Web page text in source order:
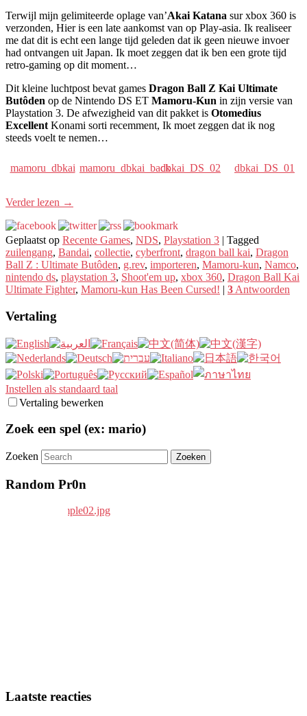
Terwijl mijn gelimiteerde oplage van’Akai Katana sur xbox 360 is
verzonden, Hier is een late aankomst van op Play-asia. Ik realiseer
me dat dit is echt een lange tijd geleden dat ik geen nieuwe invoer
had ontvangen uit Japan. Ik moet zeggen dat ik ben een grote tijd
retro-gaming op dit moment…
Dit kleine luchtpost bevat games Dragon Ball Z Kai Ultimate
Butôden op de Nintendo DS ET Mamoru-Kun in zijn versie van
Playstation 3. De afwezigheid van dit pakket is Otomedius
Excellent Konami sorti recemment, Ik moet zeggen dat ik nog
steeds voelt te nemen…
mamoru_dbkai mamoru_dbkai_backdbkai_DS_02 dbkai_DS_01
Verder lezen →
Geplaatst op Recente Games, NDS, Playstation 3 | Tagged
zuilengang, Bandai, collectie, cyberfront, dragon ball kai, Dragon
Ball Z : Ultimate Butôden, g.rev, importeren, Mamoru-kun, Namco,
nintendo ds, playstation 3, Shoot'em up, xbox 360, Dragon Ball Kai
Ultimate Fighter, Mamoru-kun Has Been Cursed! | 3 Antwoorden
Vertaling
Instellen als standaard taal
Vertaling bewerken
Zoek een spel (ex: mario)
Zoeken
Random Pr0n
Laatste reacties